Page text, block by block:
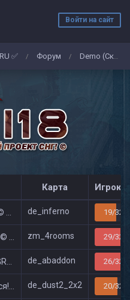
Войти на сайт
✅ / Форум / Demo (Скриншоты)
Карта
de_inferno 19/32
zm_4rooms 29/32
█ de_abaddon 26/32
de_dust2_2x2 20/32